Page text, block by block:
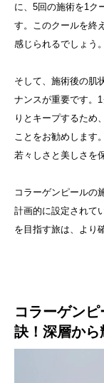
に、5回の施術を1ク
す。このクールを終
感じられるでしょう。
そして、施術後の肌
ナンスが重要です。
りとキープするため
ことをお勧めします
若々しさと美しさを
コラーゲンピールの
計画的に設定されて
を目指す旅は、より
コラーゲン
訣！深層から